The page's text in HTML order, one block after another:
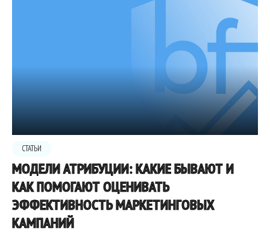
СТАТЬИ
МОДЕЛИ АТРИБУЦИИ: КАКИЕ БЫВАЮТ И
КАК ПОМОГАЮТ ОЦЕНИВАТЬ
ЭФФЕКТИВНОСТЬ МАРКЕТИНГОВЫХ
КАМПАНИЙ